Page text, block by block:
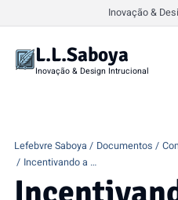
Inovação &
L.L.Saboya
Inovação & Design Intrucional
Lefebvre Saboya Documentos
Incentivando a …